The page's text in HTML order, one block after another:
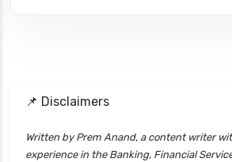
health insurance
insurance
📌 Disclaimers
Written by Prem Anand, a content writer
experience in the Banking, Financial